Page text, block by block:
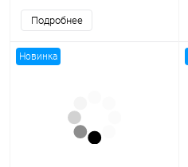
Подробнее
Новинка